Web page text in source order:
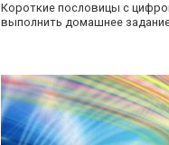
Короткие пословицы с
выполнить домашнее